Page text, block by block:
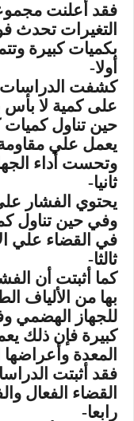
فقد أعلنت
التغيرات تحدث
بكميات كبيرة
أولا-
كشفت الدراسات
على كمية لا
حين تناول
يعمل علي مقاومة
وتحست أداء
ثانيا-
يحتوي الفشار
وفي حين تناول
في القضاء علي
ثالثا-
كما أثبتت أن
بها من الألياف
للجهاز الهضمي
كبيرة فإن ذلك
المعدة
فقد أثبتت
القضاء الفعال
رابعا-